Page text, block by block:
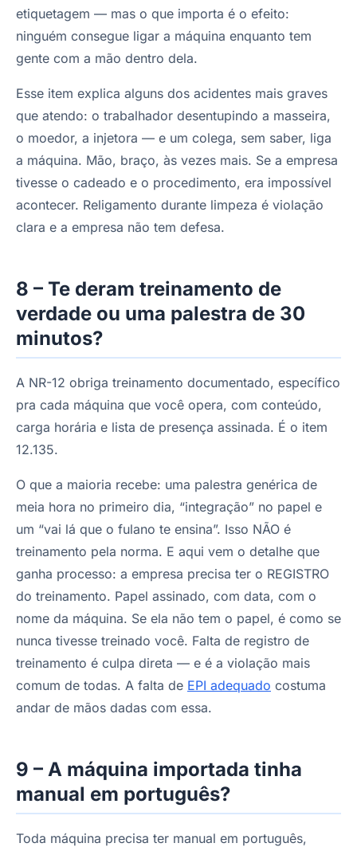
etiquetagem — mas o que importa é o efeito:
ninguém consegue ligar a máquina enquanto tem
gente com a mão dentro dela.
Esse item explica alguns dos acidentes mais graves
que atendo: o trabalhador desentupindo a masseira,
o moedor, a injetora — e um colega, sem saber, liga
a máquina. Mão, braço, às vezes mais. Se a empresa
tivesse o cadeado e o procedimento, era impossível
acontecer. Religamento durante limpeza é violação
clara e a empresa não tem defesa.
8 – Te deram treinamento de
verdade ou uma palestra de 30
minutos?
A NR-12 obriga treinamento documentado, específico
pra cada máquina que você opera, com conteúdo,
carga horária e lista de presença assinada. É o item
12.135.
O que a maioria recebe: uma palestra genérica de
meia hora no primeiro dia, “integração” no papel e
um “vai lá que o fulano te ensina”. Isso NÃO é
treinamento pela norma. E aqui vem o detalhe que
ganha processo: a empresa precisa ter o REGISTRO
do treinamento. Papel assinado, com data, com o
nome da máquina. Se ela não tem o papel, é como se
nunca tivesse treinado você. Falta de registro de
treinamento é culpa direta — e é a violação mais
comum de todas. A falta de EPI adequado costuma
andar de mãos dadas com essa.
9 – A máquina importada tinha
manual em português?
Toda máquina precisa ter manual em português,